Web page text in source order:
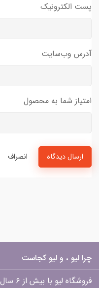
پست الکترونیک
آدرس وب‌سایت
امتیاز شما به محصول
ارسال دیدگاه انصراف
چرا لیو ، و لیو کجاست